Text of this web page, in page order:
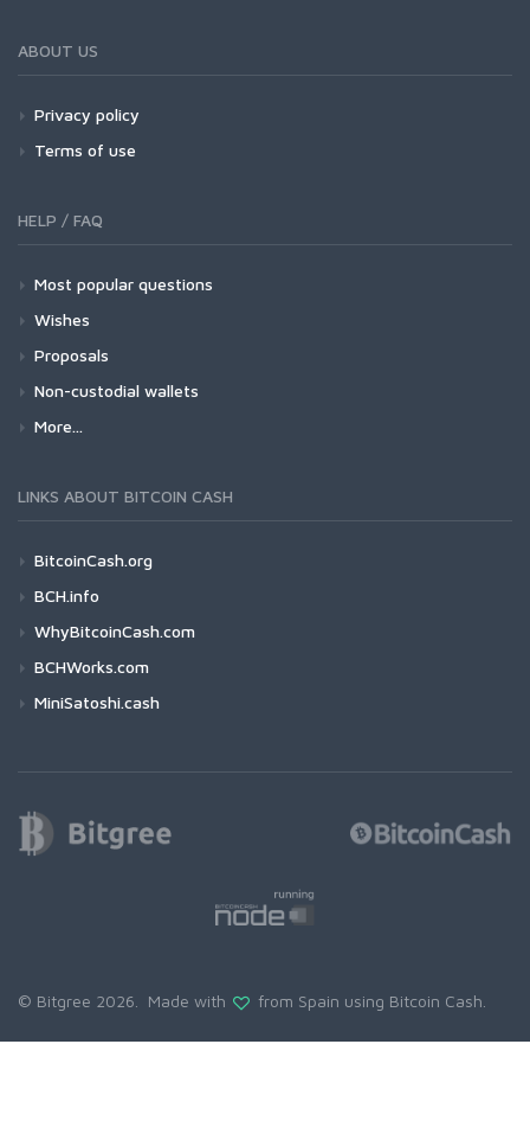
ABOUT US
Privacy policy
Terms of use
HELP / FAQ
Most popular questions
Wishes
Proposals
Non-custodial wallets
More...
LINKS ABOUT BITCOIN CASH
BitcoinCash.org
BCH.info
WhyBitcoinCash.com
BCHWorks.com
MiniSatoshi.cash
© Bitgree 2026. Made with from Spain using Bitcoin Cash